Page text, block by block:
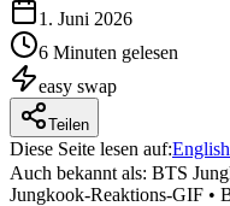
1. Juni 2026
6 Minuten gelesen
easy swap
Teilen
Diese Seite lesen auf:English
Auch bekannt als: BTS
Jungkook-Reaktions-GIF •